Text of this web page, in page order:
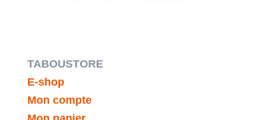
TABOUSTORE
E-shop
Mon compte